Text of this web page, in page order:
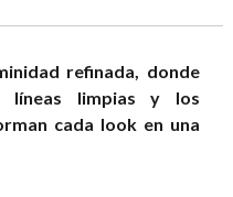
refinada, donde
líneas limpias y los
cada look en una